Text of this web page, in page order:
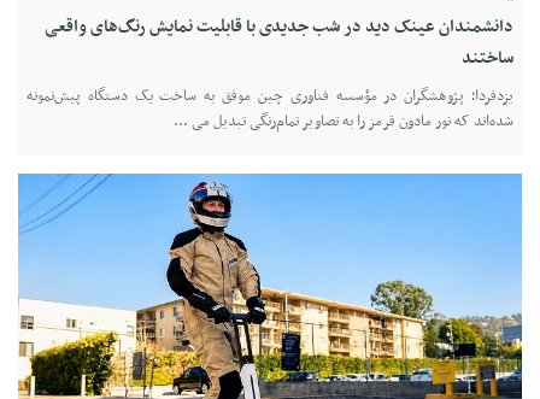
دانشمندان عینک دید در شب جدیدی با قابلیت نمایش رنگ‌های واقعی
ساختند
یزدفردا؛ پژوهشگران در مؤسسه فناوری چین موفق به ساخت یک دستگاه پیش‌نمونه
شده‌اند که نور مادون قرمز را به تصاویر تمام‌رنگی تبدیل می‌ ...